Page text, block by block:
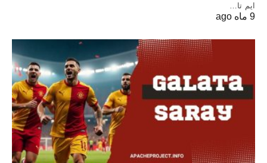
ایم تا…
9 ماه ago